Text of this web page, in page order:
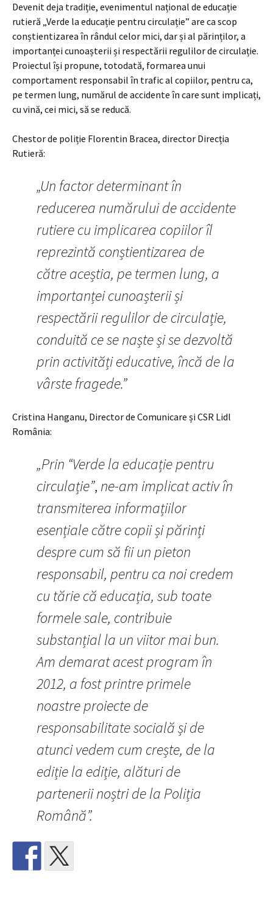
Devenit deja tradiție, evenimentul național de educație
rutieră „Verde la educație pentru circulație” are ca scop
conștientizarea în rândul celor mici, dar și al părinților, a
importanței cunoașterii și respectării regulilor de circulație.
Proiectul își propune, totodată, formarea unui
comportament responsabil în trafic al copiilor, pentru ca,
pe termen lung, numărul de accidente în care sunt implicați,
cu vină, cei mici, să se reducă.
Chestor de poliție Florentin Bracea, director Direcția
Rutieră:
„Un factor determinant în
reducerea numărului de accidente
rutiere cu implicarea copiilor îl
reprezintă conștientizarea de
către aceștia, pe termen lung, a
importanței cunoașterii și
respectării regulilor de circulație,
conduită ce se naște și se dezvoltă
prin activități educative, încă de la
vârste fragede.”
Cristina Hanganu, Director de Comunicare și CSR Lidl
România:
„Prin “Verde la educație pentru
circulație”, ne-am implicat activ în
transmiterea informațiilor
esențiale către copii și părinți
despre cum să fii un pieton
responsabil, pentru ca noi credem
cu tărie că educația, sub toate
formele sale, contribuie
substanțial la un viitor mai bun.
Am demarat acest program în
2012, a fost printre primele
noastre proiecte de
responsabilitate socială și de
atunci vedem cum crește, de la
ediție la ediție, alături de
partenerii noștri de la Poliția
Română”.